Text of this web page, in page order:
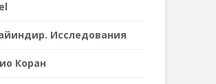
Исследования
Коран